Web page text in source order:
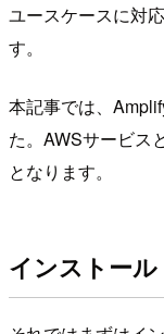
ユースケースに対
す。
本記事では、
た。AWSサービス
となります。
インストール